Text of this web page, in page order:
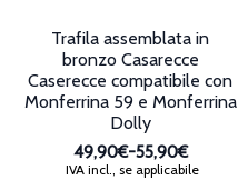
Trafila assemblata in
bronzo Casarecce
Caserecce compatibile con
Monferrina 59 e Monferrina
Dolly
49,90€-55,90€
Fascia
IVA incl., se applicabile